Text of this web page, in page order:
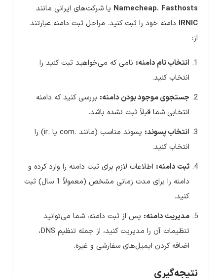
Namecheap، Fasthosts
یا شرکت‌های ایرانی مانند
IRNIC دامنه خود را ثبت کنید. مراحل ثبت دامنه عبارتند
از:
انتخاب نام دامنه: نامی که می‌خواهید ثبت کنید را
انتخاب کنید.
جستجوی موجود بودن دامنه: بررسی کنید که دامنه
انتخابی شما قبلاً ثبت نشده باشد.
انتخاب پسوند:
پسوند مناسب (مانند .com یا .ir) را
انتخاب کنید.
ثبت دامنه: اطلاعات لازم برای ثبت دامنه را وارد کرده و
دامنه را برای مدت زمانی مشخص (معمولاً 1 سال) ثبت
کنید.
مدیریت دامنه: پس از ثبت دامنه، شما می‌توانید
تنظیمات آن را مدیریت کنید، از جمله تنظیم DNS،
اضافه کردن ایمیل‌های سفارشی و غیره.
نتیجه‌گیری